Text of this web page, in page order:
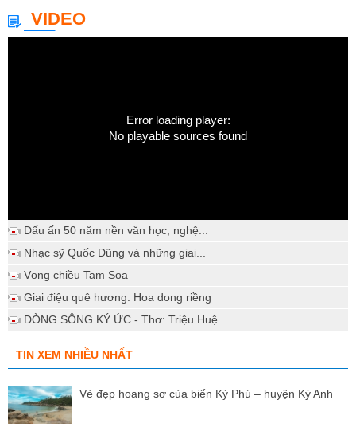
VIDEO
Error loading player:
No playable sources found
Dấu ấn 50 năm nền văn học, nghệ...
Nhạc sỹ Quốc Dũng và những giai...
Vọng chiều Tam Soa
Giai điệu quê hương: Hoa dong riềng
DÒNG SÔNG KÝ ỨC - Thơ: Triệu Huệ...
TIN XEM NHIỀU NHẤT
Vẻ đẹp hoang sơ của biển Kỳ Phú – huyện Kỳ Anh